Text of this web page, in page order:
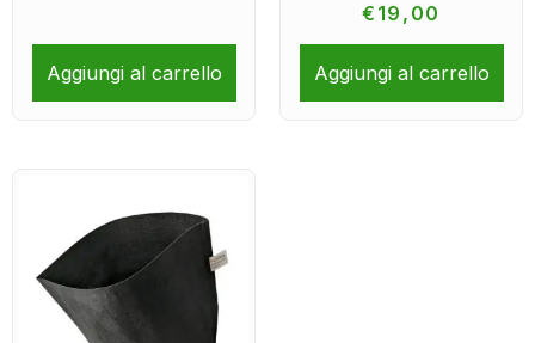
Aggiungi al carrello
€ 19,00
Aggiungi al carrello